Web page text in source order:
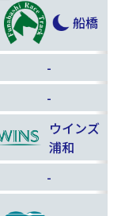
船橋
-
-
ウインズ
浦和
-